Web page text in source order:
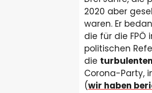
2020 aber
waren. Er
die für die FPÖ
politischen
die
Corona-Party,
(wir haben